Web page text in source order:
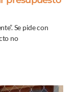
Se pide con
no